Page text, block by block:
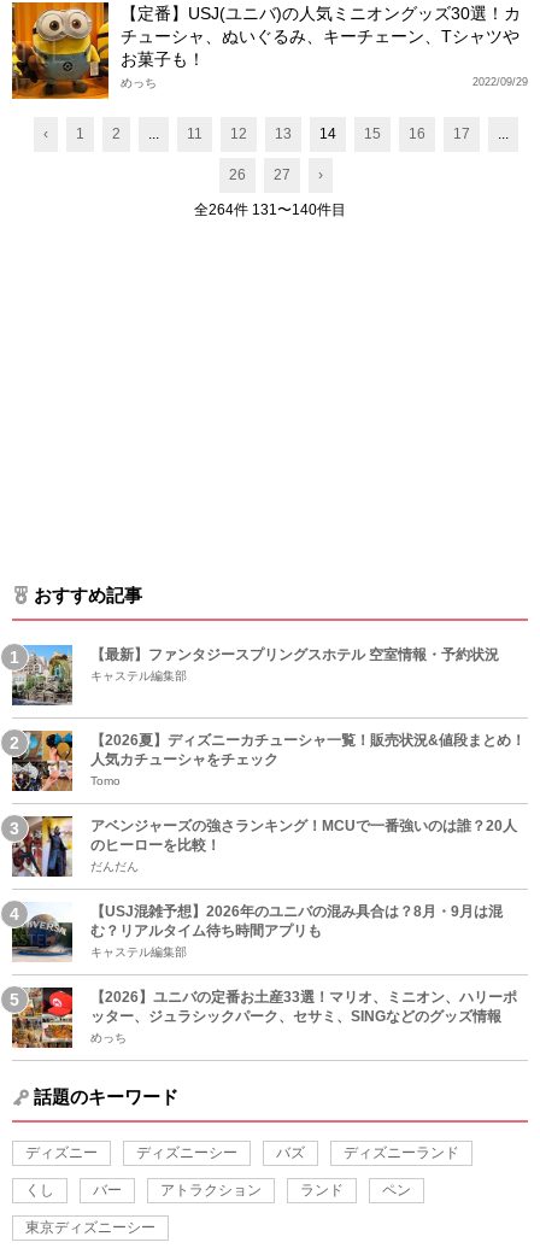
【定番】USJ(ユニバ)の人気ミニオングッズ30選！カ
チューシャ、ぬいぐるみ、キーチェーン、Tシャツや
お菓子も！
2022/09/29
めっち
‹ 1 2 ... 11 12 13 14 15 16 17 ...
26 27 ›
全264件 131〜140件目
おすすめ記事
【最新】ファンタジースプリングスホテル 空室情報・予約状況
キャステル編集部
【2026夏】ディズニーカチューシャ一覧！販売状況&値段まとめ！
人気カチューシャをチェック
Tomo
アベンジャーズの強さランキング！MCUで一番強いのは誰？20人
のヒーローを比較！
だんだん
【USJ混雑予想】2026年のユニバの混み具合は？8月・9月は混
む？リアルタイム待ち時間アプリも
キャステル編集部
【2026】ユニバの定番お土産33選！マリオ、ミニオン、ハリーポ
ッター、ジュラシックパーク、セサミ、SINGなどのグッズ情報
めっち
話題のキーワード
ディズニー ディズニーシー バズ ディズニーランド
くし バー アトラクション ランド ペン
東京ディズニーシー